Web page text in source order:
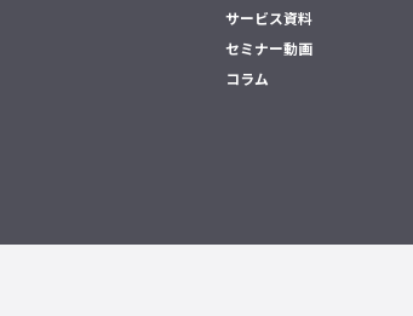
サービス資料
セミナー動画
コラム